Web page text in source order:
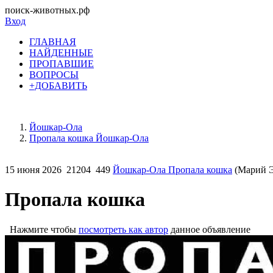
поиск-животных.рф
Вход
ГЛАВНАЯ
НАЙДЕННЫЕ
ПРОПАВШИЕ
ВОПРОСЫ
+ДОБАВИТЬ
Йошкар-Ола
Пропала кошка Йошкар-Ола
15 июня 2026 21204 449 Йошкар-Ола Пропала кошка (Марий
Пропала кошка
Нажмите чтобы посмотреть как автор данное объявление